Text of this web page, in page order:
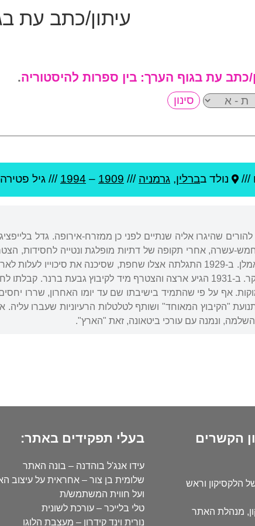
עיתון/כתב עת
כתב עת בגוף הערך: בין ספרות להיסטוריה.
/// נולד בברלין, גרמניה ///
1909
–
1994 /// גיל פטירה:
להורים שהיגרו אליה שנתיים לפני כן ממזרח-אירופה. גדל
ליד העיר האמלן. ב-1929 התגלתה אצלו שחפת, שסיכנה את
סרטיפיקט יקר. ב-1931 הגיע ארצה והצטרף מיד לקיבוץ גבעת
אף על פי שהתמיד בישיבתו שם עד יומו האחרון, שררו יחסים
"הקיבוץ המאוחד" ושותף לטלטלות הרעיוניות שעברו
ונמנה עם עורכי ביטאונה, זאת "הארץ".
הקשרים
הלקסיקון וראש
מנהלת האתר
בעלי תפקידים באתר:
עידו אנג'ל בוהדנה – בונה האתר
שלומית בן צור – אחראית על עיצוב
ועל חווית המשתמש/ת
טלי בלייכר – עורכת לשונית
נורית וינד קידרון – מעצבת הלוגו